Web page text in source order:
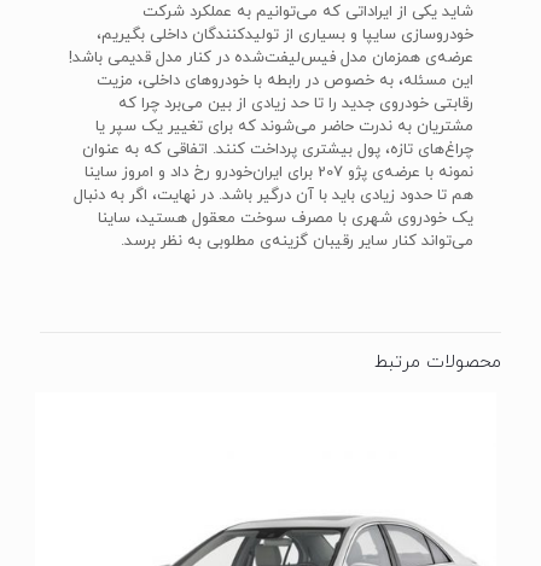
شاید یکی از ایراداتی که می‌توانیم به عملکرد شرکت
خودروسازی سایپا و بسیاری از تولیدکنندگان داخلی بگیریم،
عرضه‌ی همزمان مدل فیس‌لیفت‌شده در کنار مدل قدیمی باشد!
این مسئله، به خصوص در رابطه با خودروهای داخلی، مزیت
رقابتی خودروی جدید را تا حد زیادی از بین می‌برد چرا که
مشتریان به ندرت حاضر می‌شوند که برای تغییر یک سپر یا
چراغ‌های تازه، پول بیشتری پرداخت کنند. اتفاقی که به عنوان
نمونه با عرضه‌ی پژو 207 برای ایران‌خودرو رخ داد و امروز ساینا
هم تا حدود زیادی باید با آن درگیر باشد. در نهایت، اگر به دنبال
یک خودروی شهری با مصرف سوخت معقول هستید، ساینا
می‌تواند کنار سایر رقیبان گزینه‌ی مطلوبی به نظر برسد.
محصولات مرتبط